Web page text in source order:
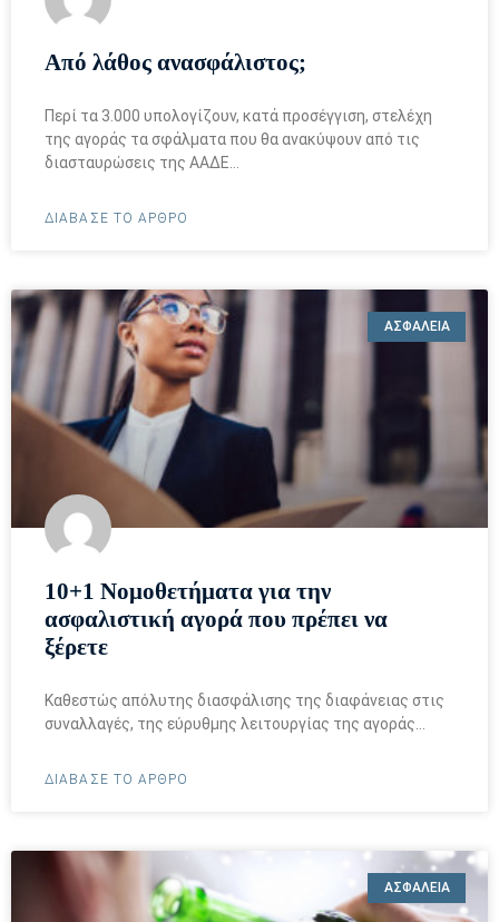
Από λάθος ανασφάλιστος;
Περί τα 3.000 υπολογίζουν, κατά προσέγγιση, στελέχη
της αγοράς τα σφάλματα που θα ανακύψουν από τις
διασταυρώσεις της ΑΑΔΕ…
ΔΙΑΒΑΣΕ ΤΟ ΑΡΘΡΟ
ΑΣΦΑΛΕΙΑ
10+1 Νομοθετήματα για την
ασφαλιστική αγορά που πρέπει να
ξέρετε
Kαθεστώς απόλυτης διασφάλισης της διαφάνειας στις
συναλλαγές, της εύρυθμης λειτουργίας της αγοράς…
ΔΙΑΒΑΣΕ ΤΟ ΑΡΘΡΟ
ΑΣΦΑΛΕΙΑ